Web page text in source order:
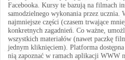
Facebooka. Kursy te bazują na filmach
samodzielnego wykonania przez ucznia.
najmniejsze części (czasem trwające
konkretnych zagadnień. Co ważne,
wszystkich materiałów (nawet paczkę
jednym kliknięciem). Platforma
nią zapoznać w ramach aplikacji WWW